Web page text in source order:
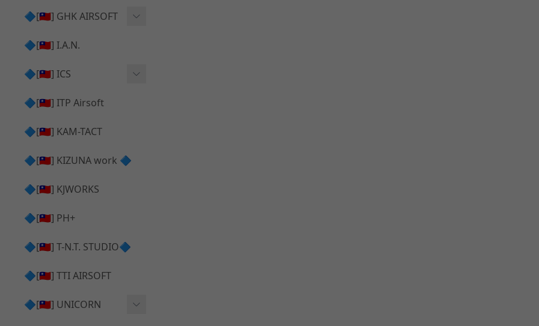
HOP膠皮
Hi-capa 彈匣外觀
維護保養
Hi-capa 上半外觀
Hi-capa 內部升級
🔷[🇹🇼] GHK AIRSOFT
AR ⧸ M4 GBB 原廠零件
AKM V3 主體 ＆ 原廠零件
G5 原廠零件
G17 GEN.3 原廠零件
AR ⧸ M4 GBB 升級套件
🔷[🇹🇼] I.A.N.
🔷[🇹🇼] ICS
Hi-Capa 維修零件
ICS 成槍
🔷[🇹🇼] ITP Airsoft
🔷[🇹🇼] KAM-TACT
🔷[🇹🇼] KIZUNA work 🔷
🔷[🇹🇼] KJWORKS
🔷[🇹🇼] PH+
🔷[🇹🇼] T-N.T. STUDIO🔷
🔷[🇹🇼] TTI AIRSOFT
🔷[🇹🇼] UNICORN